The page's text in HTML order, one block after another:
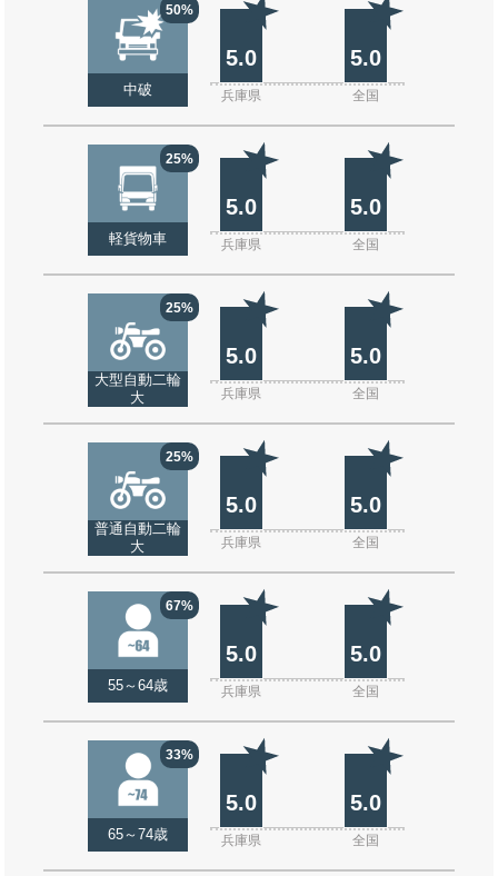
50%
中破
5.0 5.0
兵庫県 全国
25%
軽貨物車
5.0 5.0
兵庫県 全国
25%
大型自動二輪
大
5.0 5.0
兵庫県 全国
25%
普通自動二輪
大
5.0 5.0
兵庫県 全国
67%
55～64歳
5.0 5.0
兵庫県 全国
33%
65～74歳
5.0 5.0
兵庫県 全国